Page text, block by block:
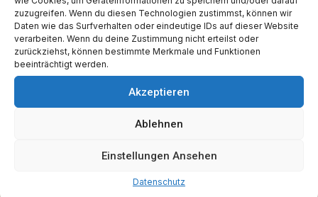
zuzugreifen. Wenn du diesen Technologien zustimmst, können wir
Daten wie das Surfverhalten oder eindeutige IDs auf dieser Website
verarbeiten. Wenn du deine Zustimmung nicht erteilst oder
zurückziehst, können bestimmte Merkmale und Funktionen
beeinträchtigt werden.
Akzeptieren
Ablehnen
Einstellungen Ansehen
Daten­schutz